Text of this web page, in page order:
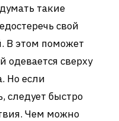
такие
свой
В этом поможет
одевается сверху
Но если
следует быстро
Чем можно